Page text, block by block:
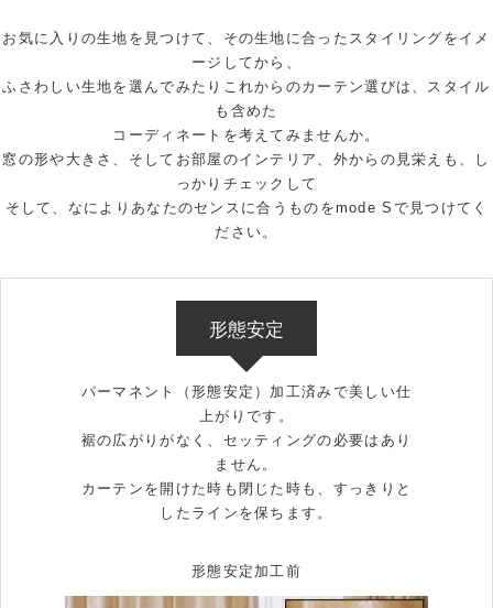
お気に入りの生地を見つけて、その生地に合ったスタイリングをイメ
ージしてから、
ふさわしい生地を選んでみたりこれからのカーテン選びは、スタイル
も含めた
コーディネートを考えてみませんか。
窓の形や大きさ、そしてお部屋のインテリア、外からの見栄えも、し
っかりチェックして
そして、なによりあなたのセンスに合うものをmode Sで見つけてく
ださい。
形態安定
パーマネント（形態安定）加工済みで美しい仕
上がりです。
裾の広がりがなく、セッティングの必要はあり
ません。
カーテンを開けた時も閉じた時も、すっきりと
したラインを保ちます。
形態安定加工前